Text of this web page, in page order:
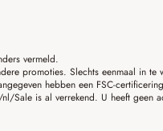
vermeld.
promoties. Slechts eenmaal in
hebben een FSC-
Sale is al verrekend. U heeft